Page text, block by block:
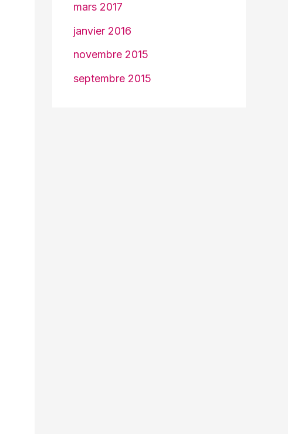
mars 2017
janvier 2016
novembre 2015
septembre 2015